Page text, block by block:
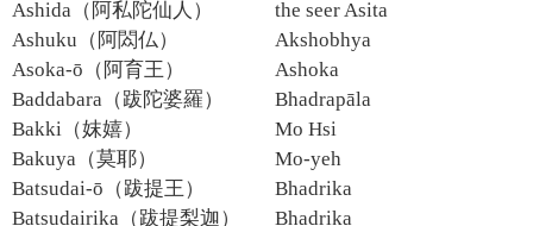
Ashida（阿私陀仙人）
the seer Asita
Ashuku（阿閦仏）
Akshobhya
Asoka-ō（阿育王）
Ashoka
Baddabara（跋陀婆羅）
Bhadrapāla
Bakki（妺嬉）
Mo Hsi
Bakuya（莫耶）
Mo-yeh
Batsudai-ō（跋提王）
Bhadrika
Batsudairika（跋提梨迦）
Bhadrika